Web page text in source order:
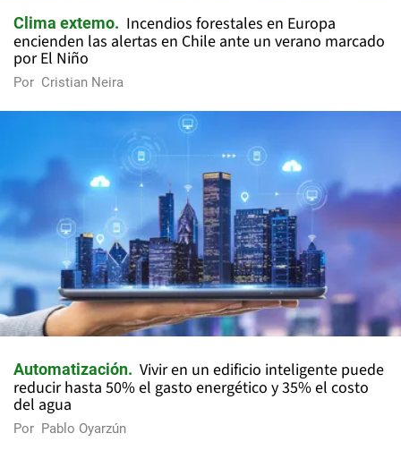
Clima extemo
Incendios forestales en Europa
encienden las alertas en Chile ante un verano marcado
por El Niño
Por Cristian Neira
Automatización
Vivir en un edificio inteligente puede
reducir hasta 50% el gasto energético y 35% el costo
del agua
Por Pablo Oyarzún